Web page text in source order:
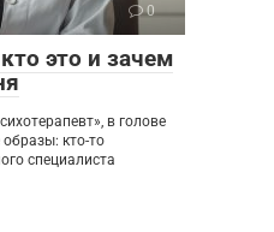
0
это и зачем
в голове
кто-то
специалиста